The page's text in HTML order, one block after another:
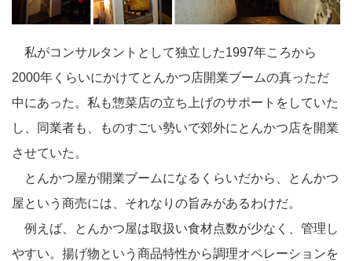
私がコンサルタントとして独立した1997年ころから
2000年くらいにかけてとんかつ店開業ブームの真っただ
中にあった。私も惣菜店の立ち上げのサポートをしていた
し、同業者も、ものすごい勢いで郊外にとんかつ店を開業
させていた。
とんかつ屋が開業ブームになるくらいだから、とんかつ
屋という商売には、それなりの旨みがあるわけだ。
例えば、とんかつ屋は取扱い食材点数が少なく、管理し
やすい。揚げ物という商品特性から調理オペレーションを